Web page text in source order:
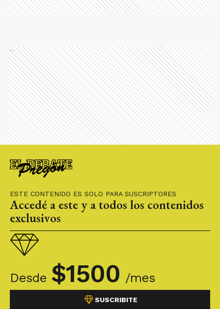
ESTE CONTENIDO ES SOLO PARA SUSCRIPTORES
Accedé a este y a todos los contenidos
exclusivos
Desde $1500 /mes
SUSCRIBITE
Ads